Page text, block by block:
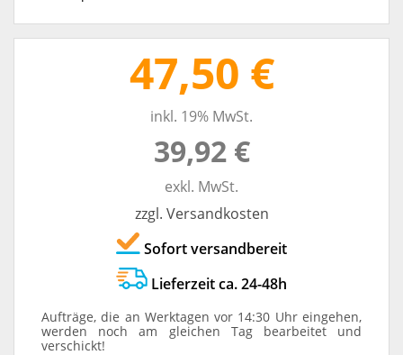
47,50 €
inkl. 19% MwSt.
39,92 €
exkl. MwSt.
zzgl. Versandkosten
Sofort versandbereit
Lieferzeit ca. 24-48h
Aufträge, die an Werktagen vor 14:30 Uhr eingehen,
werden noch am gleichen Tag bearbeitet und
verschickt!